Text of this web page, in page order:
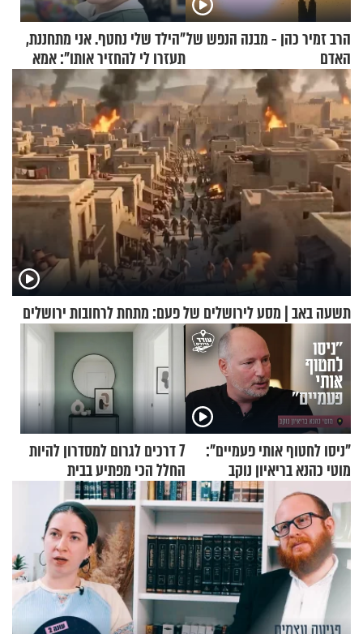
הרב זמיר כהן - מבנה הנפש של
האדם
"הילד שלי נחטף. אני מתחננת,
תעזרו לי להחזיר אותו": אמא
של יובל בן ה-4 בריאיון דומע
תשעה באב | מסע לירושלים של פעם: מתחת לרחובות ירושלים
"ניסו לחטוף אותי פעמיים":
מוטי כהנא בריאיון נוקב
7 דרכים לגרום למסדרון להיות
החלל הכי מפתיע בבית